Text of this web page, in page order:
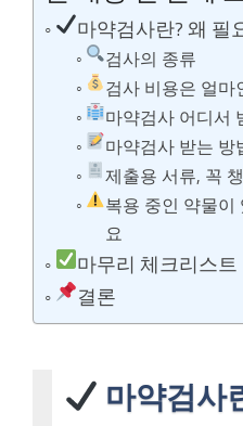
마약검사란? 왜 필
검사의 종류
검사 비용은 얼마
마약검사 어디서
마약검사 받는 방
제출용 서류, 꼭
복용 중인 약물이
요
마무리 체크리스트
결론
마약검사